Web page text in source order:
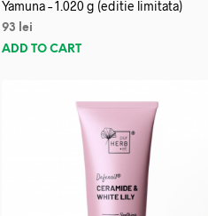
Yamuna – 1.020 g (editie limitata)
93
lei
ADD TO CART